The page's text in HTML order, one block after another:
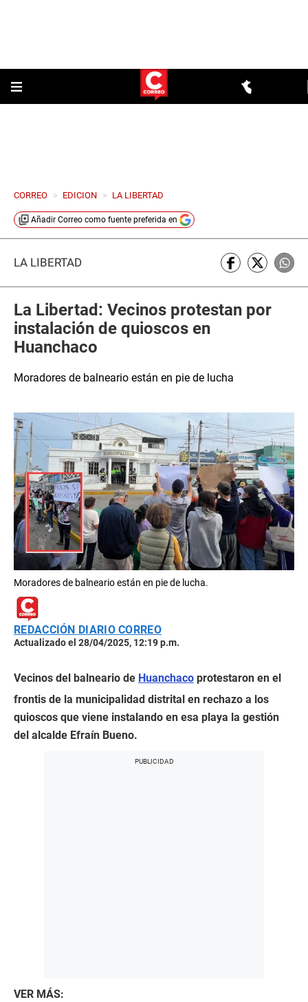
CORREO > EDICION > LA LIBERTAD
Añadir Correo como fuente preferida en
LA LIBERTAD
La Libertad: Vecinos protestan por
instalación de quioscos en
Huanchaco
Moradores de balneario están en pie de lucha
Moradores de balneario están en pie de lucha.
REDACCIÓN DIARIO CORREO
Actualizado el 28/04/2025, 12:19 p.m.
Vecinos del balneario de Huanchaco protestaron en el
frontis de la municipalidad distrital en rechazo a los
quioscos que viene instalando en esa playa la gestión
del alcalde Efraín Bueno.
VER MÁS: